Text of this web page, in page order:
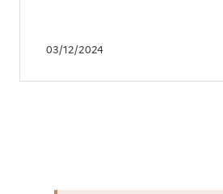
03/12/2024